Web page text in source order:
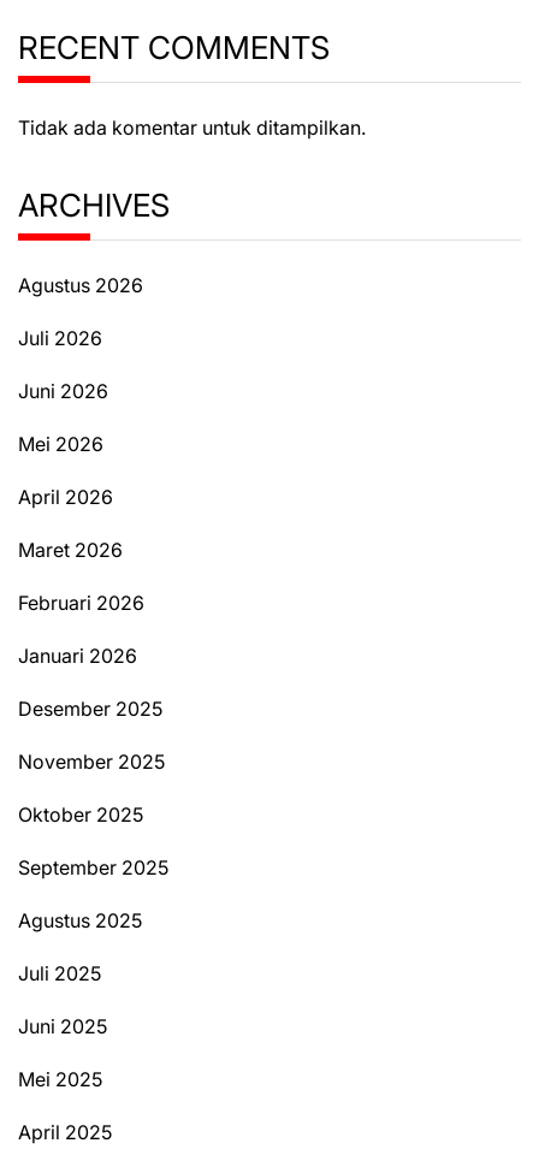
RECENT COMMENTS
Tidak ada komentar untuk ditampilkan.
ARCHIVES
Agustus 2026
Juli 2026
Juni 2026
Mei 2026
April 2026
Maret 2026
Februari 2026
Januari 2026
Desember 2025
November 2025
Oktober 2025
September 2025
Agustus 2025
Juli 2025
Juni 2025
Mei 2025
April 2025